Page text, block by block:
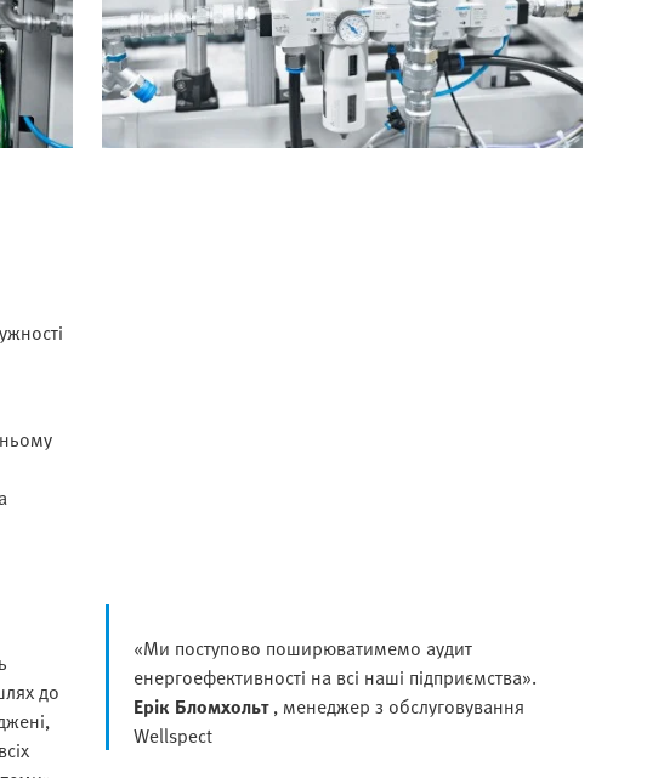
до
«Ми поступово поширюватимемо аудит
енергоефективності на всі наші підприємства».
Ерік Бломхольт, менеджер з обслуговування
Wellspect